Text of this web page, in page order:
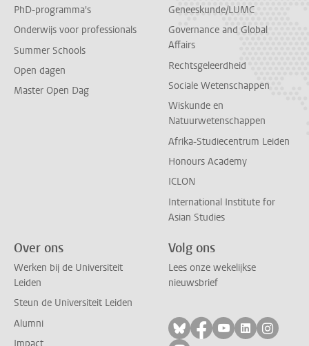
PhD-programma's
Onderwijs voor professionals
Summer Schools
Open dagen
Master Open Dag
Geneeskunde/LUMC
Governance and Global
Affairs
Rechtsgeleerdheid
Sociale Wetenschappen
Wiskunde en
Natuurwetenschappen
Afrika-Studiecentrum Leiden
Honours Academy
ICLON
International Institute for
Asian Studies
Over ons
Werken bij de Universiteit
Leiden
Steun de Universiteit Leiden
Alumni
Volg ons
Lees onze wekelijkse
nieuwsbrief
Volg ons op bluesky
Volg ons op
Volg ons op
Volg ons
Volg